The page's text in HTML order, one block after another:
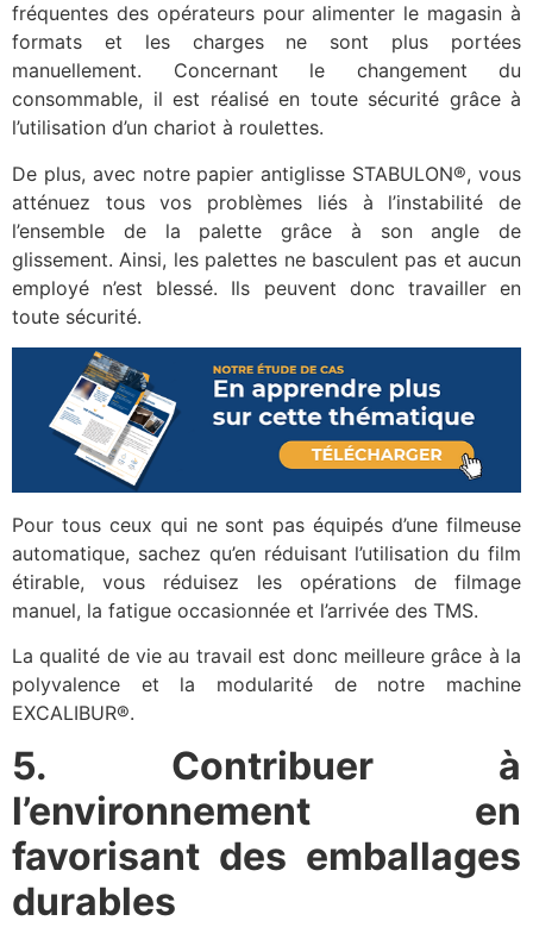
fréquentes des opérateurs pour alimenter le magasin à
formats et les charges ne sont plus portées
manuellement. Concernant le changement du
consommable, il est réalisé en toute sécurité grâce à
l’utilisation d’un chariot à roulettes.
De plus, avec notre papier antiglisse STABULON®, vous
atténuez tous vos problèmes liés à l’instabilité de
l’ensemble de la palette grâce à son angle de
glissement. Ainsi, les palettes ne basculent pas et aucun
employé n’est blessé. Ils peuvent donc travailler en
toute sécurité.
Pour tous ceux qui ne sont pas équipés d’une filmeuse
automatique, sachez qu’en réduisant l’utilisation du film
étirable, vous réduisez les opérations de filmage
manuel, la fatigue occasionnée et l’arrivée des TMS.
La qualité de vie au travail est donc meilleure grâce à la
polyvalence et la modularité de notre machine
EXCALIBUR®.
5. Contribuer à
l’environnement en
favorisant des emballages
durables